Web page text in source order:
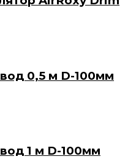
0,5 м D-100мм
1 м D-100мм